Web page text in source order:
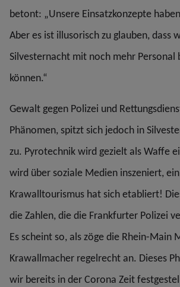
betont: „Unsere Einsatzkonzepte
Aber es ist illusorisch zu glauben, dass
Silvesternacht mit noch mehr Personal
können.“
Gewalt gegen Polizei und
Phänomen, spitzt sich jedoch in
zu. Pyrotechnik wird gezielt als Waffe
wird über soziale Medien inszeniert,
Krawalltourismus hat sich etabliert!
die Zahlen, die die Frankfurter Polizei
Es scheint so, als zöge die Rhein-Main
Krawallmacher regelrecht an. Dieses
wir bereits in der Corona Zeit